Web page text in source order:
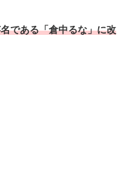
である「倉中るな」に改